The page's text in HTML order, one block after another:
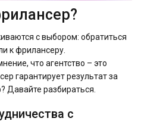
с выбором: обратиться
к фрилансеру.
что агентство – это
гарантирует результат за
Давайте разбираться.
с